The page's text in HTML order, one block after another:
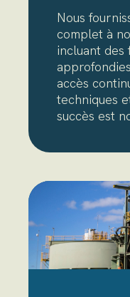
Nous
complet à
incluant des
accès
techniques
succès est